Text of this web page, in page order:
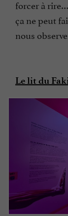
forcer à
ça ne peut
nous
Le lit du